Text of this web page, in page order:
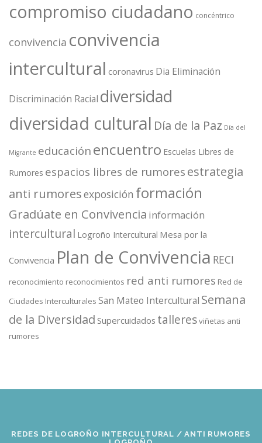
compromiso ciudadano concéntrico
convivencia convivencia
intercultural coronavirus Dia Eliminación
Discriminación Racial diversidad
diversidad cultural Día de la Paz Día del
Migrante educaciónencuentro Escuelas Libres de
Rumores espacios libres de rumores estrategia
anti rumoresexposición formación
Gradúate en Convivencia información
intercultural Logroño Intercultural Mesa por la
Convivencia Plan de Convivencia RECI
reconocimiento reconocimientos red anti rumores Red de
Ciudades Interculturales San Mateo Intercultural Semana
de la Diversidad Supercuidados talleresviñetas anti
rumores
REDES DE LOGROÑO INTERCULTURAL / ANTI RUMORES